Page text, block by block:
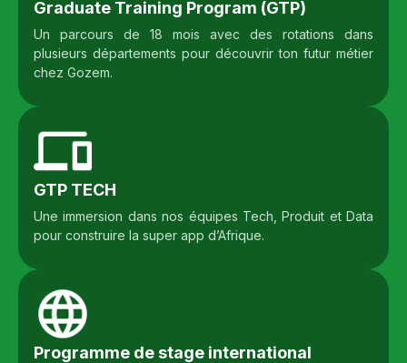
Graduate Training Program (GTP)
Un parcours de 18 mois avec des rotations dans
plusieurs départements pour découvrir ton futur métier
chez Gozem.
GTP TECH
Une immersion dans nos équipes Tech, Produit et Data
pour construire la super app d’Afrique.
Programme de stage international